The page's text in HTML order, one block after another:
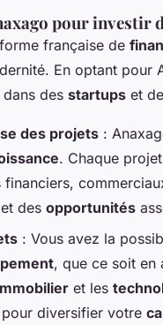
pour investir
française de
En optant pour
des startups et
des projets :
. Chaque
financiers,
et des opportunités
: Vous avez la
, que ce soit en
et les
diversifier votre